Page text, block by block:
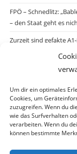
Um dir ein optimales
Cookies, um
zuzugreifen. Wenn du
wie das Surfverhalten
verarbeiten. Wenn du
können bestimmte
FPÖ – Schnedlitz:
– den Staat geht es
Zurzeit sind gefakte
Salzburgs Juden und
die Gefahr endlich
Biologisches Wunder in
Ein vermeintliches
Archiv